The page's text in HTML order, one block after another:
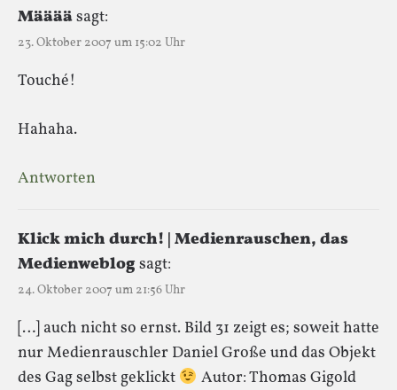
Määääsagt:
23. Oktober 2007 um 15:02 Uhr
Touché!
Hahaha.
Antworten
Klick mich durch! | Medienrauschen, das
Medienweblogsagt:
24. Oktober 2007 um 21:56 Uhr
[…] auch nicht so ernst. Bild 31 zeigt es; soweit hatte
nur Medienrauschler Daniel Große und das Objekt
des Gag selbst geklickt
Autor: Thomas Gigold